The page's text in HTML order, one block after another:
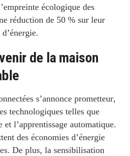
écologique des
réduction de 50 % sur leur
de la maison
s’annonce prometteur,
technologiques telles que
l’apprentissage automatique.
des économies d’énergie
De plus, la sensibilisation